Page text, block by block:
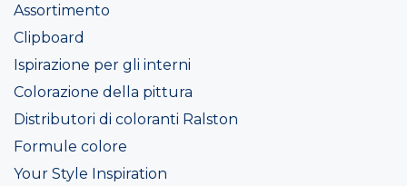
Assortimento
Clipboard
Ispirazione per gli interni
Colorazione della pittura
Distributori di coloranti Ralston
Formule colore
Your Style Inspiration